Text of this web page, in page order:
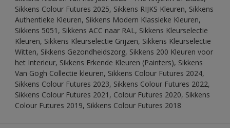
Sikkens Colour Futures 2025, Sikkens RIJKS Kleuren, Sikkens
Authentieke Kleuren, Sikkens Modern Klassieke Kleuren,
Sikkens 5051, Sikkens ACC naar RAL, Sikkens Kleurselectie
Kleuren, Sikkens Kleurselectie Grijzen, Sikkens Kleurselectie
Witten, Sikkens Gezondheidszorg, Sikkens 200 Kleuren voor
het Interieur, Sikkens Erkende Kleuren (Painters), Sikkens
Van Gogh Collectie kleuren, Sikkens Colour Futures 2024,
Sikkens Colour Futures 2023, Sikkens Colour Futures 2022,
Sikkens Colour Futures 2021, Colour Futures 2020, Sikkens
Colour Futures 2019, Sikkens Colour Futures 2018